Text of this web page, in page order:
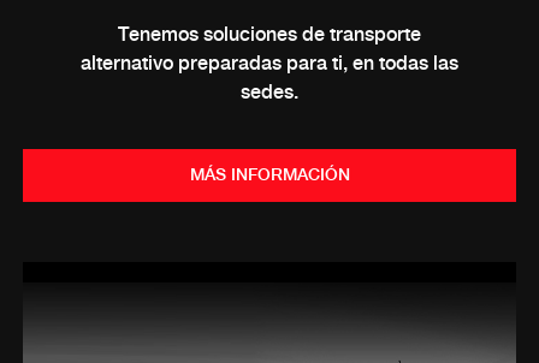
Tenemos soluciones de transporte
alternativo preparadas para ti, en todas las
sedes.
MÁS INFORMACIÓN